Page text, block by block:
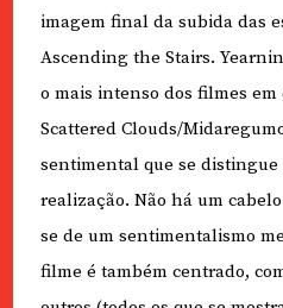
imagem final da subida das
Ascending the Stairs.
o mais intenso dos filmes em
Scattered Clouds/
sentimental que se distingue
realização. Não há um
se de um sentimentalismo
filme é também centrado,